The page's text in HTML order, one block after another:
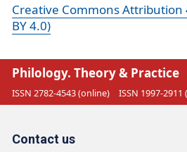
Creative Commons Attribution
BY 4.0)
Philology. Theory & Practice
ISSN 2782-4543 (online) ISSN 1997-
Contact us